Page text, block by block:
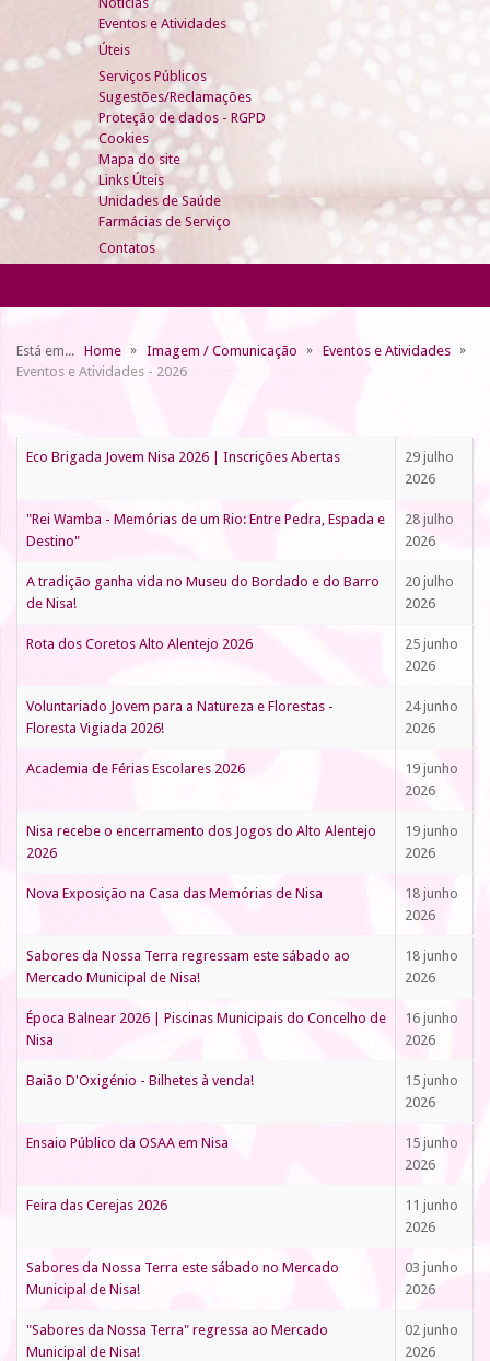
Eventos e Atividades
Úteis
Serviços Públicos
Sugestões/Reclamações
Proteção de dados - RGPD
Cookies
Mapa do site
Links Úteis
Unidades de Saúde
Farmácias de Serviço
Contatos
Está em... Home Imagem / Comunicação
Eventos e Atividades
Eventos e Atividades - 2026
Eco Brigada Jovem Nisa 2026 | Inscrições Abertas
29 julho
2026
"Rei Wamba - Memórias de um Rio: Entre Pedra, Espada e
Destino"
28 julho
2026
A tradição ganha vida no Museu do Bordado e do Barro
de Nisa!
20 julho
2026
Rota dos Coretos Alto Alentejo 2026
25 junho
2026
Voluntariado Jovem para a Natureza e Florestas -
Floresta Vigiada 2026!
24 junho
2026
Academia de Férias Escolares 2026
19 junho
2026
Nisa recebe o encerramento dos Jogos do Alto Alentejo
2026
19 junho
2026
Nova Exposição na Casa das Memórias de Nisa
18 junho
2026
Sabores da Nossa Terra regressam este sábado ao
Mercado Municipal de Nisa!
18 junho
2026
Época Balnear 2026 | Piscinas Municipais do Concelho de
Nisa
16 junho
2026
Baião D'Oxigénio - Bilhetes à venda!
15 junho
2026
Ensaio Público da OSAA em Nisa
15 junho
2026
Feira das Cerejas 2026
11 junho
2026
Sabores da Nossa Terra este sábado no Mercado
Municipal de Nisa!
03 junho
2026
"Sabores da Nossa Terra" regressa ao Mercado
Municipal de Nisa!
02 junho
2026